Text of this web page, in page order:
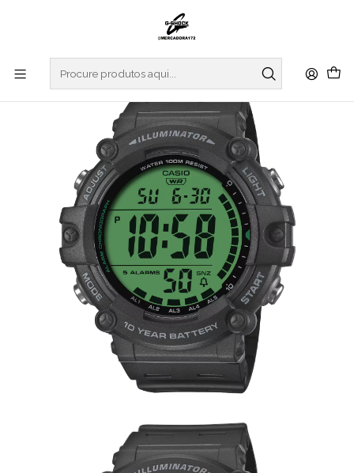
CASIO COLLECTION
Illuminator Series AE-1500WHC-1AVEF